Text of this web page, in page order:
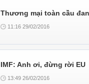
Thương mại toàn cầu
11:16 29/02/2016
IMF: Anh ơi, đừng rời EU
13:49 26/02/2016